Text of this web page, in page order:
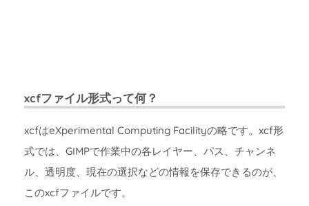
xcfファイル形式って何？
xcfはeXperimental Computing Facilityの略です。xcf形
式では、GIMPで作業中の各レイヤー、パス、チャンネ
ル、透明度、現在の選択などの情報を保存できるのが、
このxcfファイルです。